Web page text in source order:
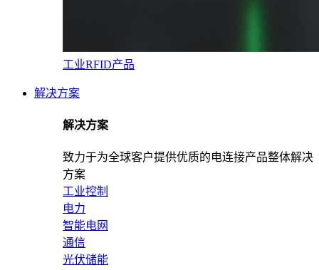
工业RFID产品
解决方案
解决方案
致力于为全球客户提供优质的电连接产品整体解决
方案
工业控制
电力
智能电网
通信
光伏储能